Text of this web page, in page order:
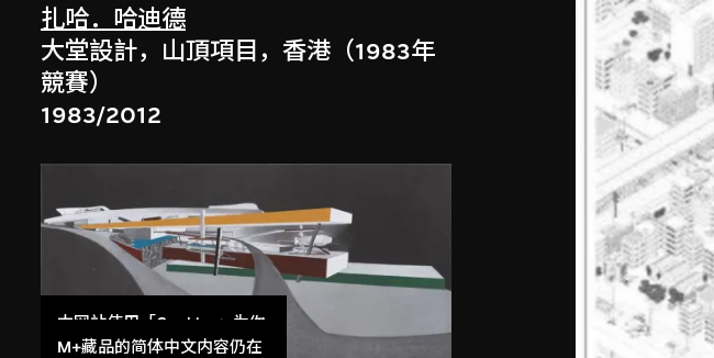
扎哈．哈迪德
大堂設計，山頂項目，香港（1983年
競賽）
1983/2012
展出中
本网站使用「Cookies」为你
提供最好的网站体验。
M+藏品的简体中文内容仍在